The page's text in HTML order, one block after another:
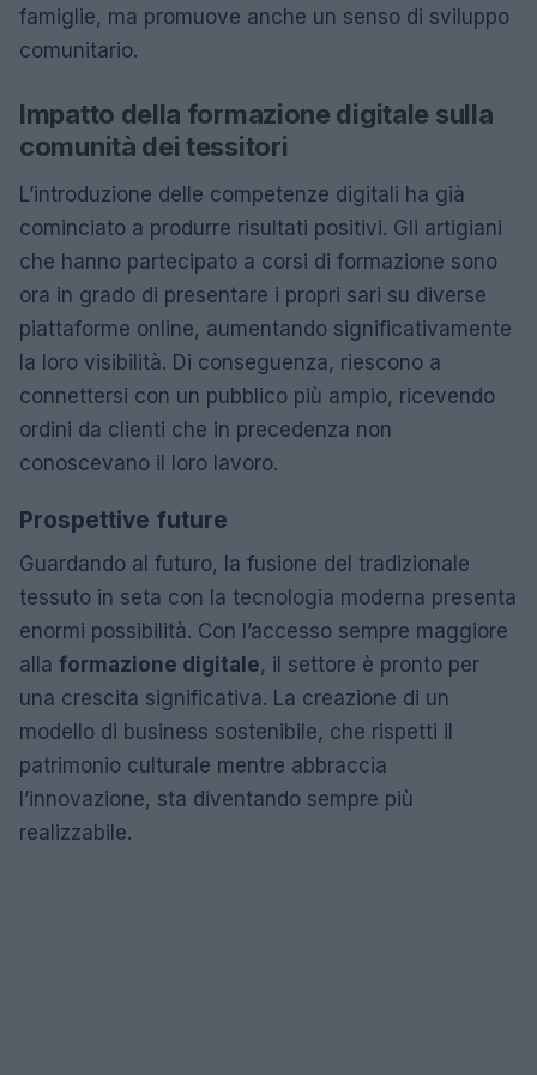
famiglie, ma promuove anche un senso di sviluppo
comunitario.
Impatto della formazione digitale sulla
comunità dei tessitori
L’introduzione delle competenze digitali ha già
cominciato a produrre risultati positivi. Gli artigiani
che hanno partecipato a corsi di formazione sono
ora in grado di presentare i propri sari su diverse
piattaforme online, aumentando significativamente
la loro visibilità. Di conseguenza, riescono a
connettersi con un pubblico più ampio, ricevendo
ordini da clienti che in precedenza non
conoscevano il loro lavoro.
Prospettive future
Guardando al futuro, la fusione del tradizionale
tessuto in seta con la tecnologia moderna presenta
enormi possibilità. Con l’accesso sempre maggiore
alla formazione digitale, il settore è pronto per
una crescita significativa. La creazione di un
modello di business sostenibile, che rispetti il
patrimonio culturale mentre abbraccia
l’innovazione, sta diventando sempre più
realizzabile.